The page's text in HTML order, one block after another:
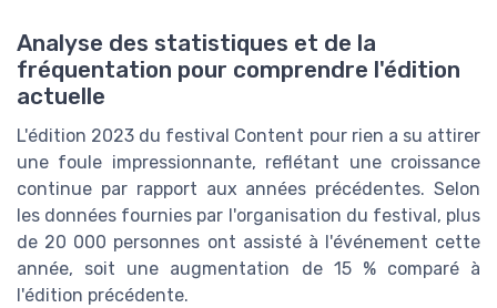
Analyse des statistiques et de la
fréquentation pour comprendre l'édition
actuelle
L'édition 2023 du festival Content pour rien a su attirer
une foule impressionnante, reflétant une croissance
continue par rapport aux années précédentes. Selon
les données fournies par l'organisation du festival, plus
de 20 000 personnes ont assisté à l'événement cette
année, soit une augmentation de 15 % comparé à
l'édition précédente.